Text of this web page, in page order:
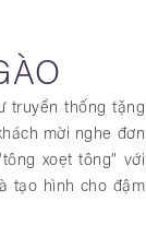
truyền thống tặng
mời nghe đơn
xoẹt tông” với
tạo hình cho đậm